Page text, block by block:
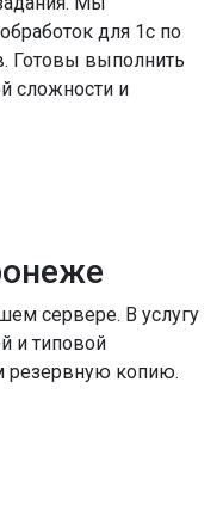
для 1с по
Готовы выполнить
сложности и
сервере. В услугу
и типовой
резервную копию.